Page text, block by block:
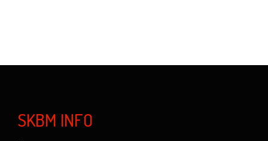
SKBM INFO